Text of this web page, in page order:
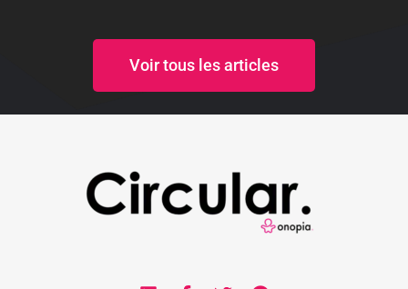
Voir tous les articles